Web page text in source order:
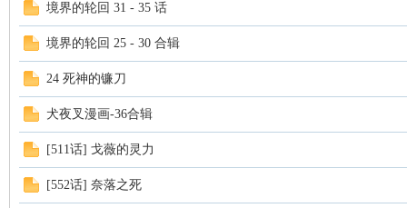
境界的轮回 31 - 35 话
境界的轮回 25 - 30 合辑
24 死神的镰刀
犬夜叉漫画-36合辑
[511话] 戈薇的灵力
[552话] 奈落之死